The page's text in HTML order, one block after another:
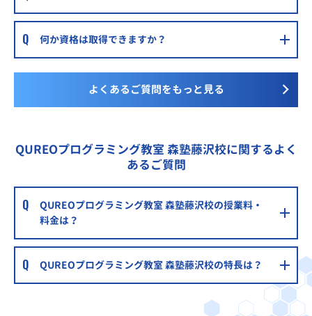
何か資格は取得できますか？
よくあるご質問をもっと見る
QUREOプログラミング教室 森塾藤沢校に関するよく
あるご質問
QUREOプログラミング教室 森塾藤沢校の授業料・
料金は？
QUREOプログラミング教室 森塾藤沢校の特長は？